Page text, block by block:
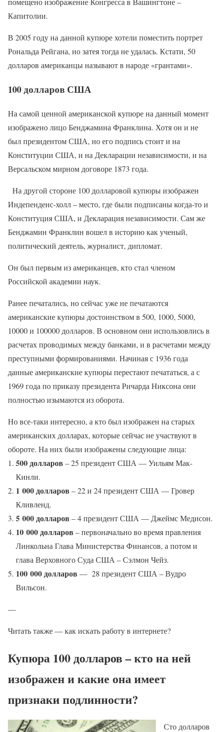
Капитолии.
В 2005 году на данной купюре хотели поместить портрет
Рональда Рейгана, но затея тогда не удалась. Кстати, 50
долларов американцы называют в народе «грантами».
100 долларов США
На самой ценной американской купюре на данный момент
изображено лицо Бенджамина Франклина. Хотя он и не
был президентом США, но его подпись стоит и на
Конституции США, и на Декларации независимости, и на
Версальском мирном договоре 1873 года.
На другой стороне 100 долларовой купюры изображен
Индепенденс-холл – место, где были подписаны когда-то и
Конституция США, и Декларация независимости. Сам же
Бенджамин Франклин вошел в историю как ученый,
политический деятель, журналист, дипломат.
Он был первым из американцев, кто стал членом
Российской академии наук.
Ранее печатались, но сейчас уже не печатаются
американские купюры достоинством в 500, 1000, 5000,
10000 и 100000 долларов. В основном они использовлись в
расчетах проводимых между банками, и в расчетами между
преступными формированиями. Начиная с 1936 года
данные американские купюры перестают печататься, а с
1969 года по приказу президента Ричарда Никсона они
полностью изымаются из оборота.
Но все-таки интересно, а кто был изображен на старых
американских долларах, которые сейчас не участвуют в
обороте. На них были изображены следующие лица:
500 долларов – 25 президент США — Уильям Мак-
Кинли.
1 000 долларов – 22 и 24 президент США — Гровер
Кливленд.
5 000 долларов – 4 президент США — Джеймс Медисон.
10 000 долларов – первоначально во время правления
Линкольна Глава Министерства Финансов, а потом и
глава Верховного Суда США – Сэлмон Чейз.
100 000 долларов — 28 президент США – Вудро
Вильсон.
—
Читать также — как искать работу в интернете?
Купюра 100 долларов – кто на ней
изображен и какие она имеет
признаки подлинности?
Сто долларов